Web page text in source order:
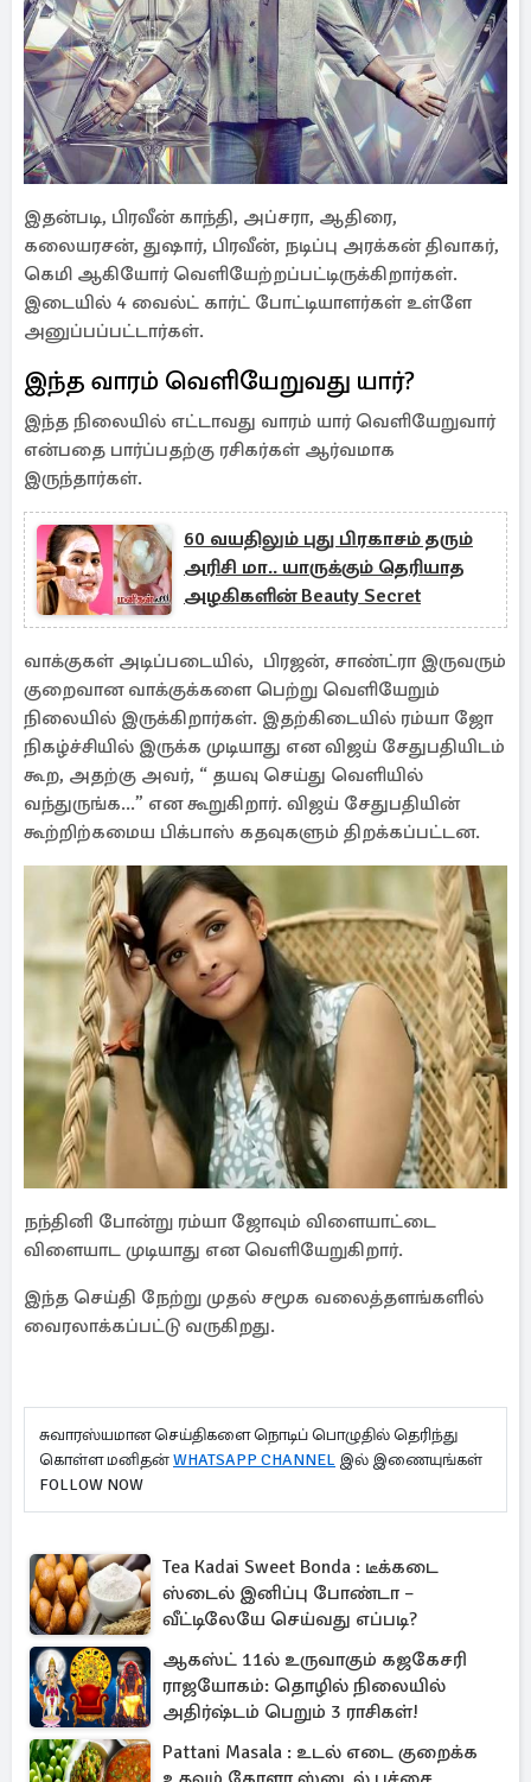
இதன்படி, பிரவீன் காந்தி, அப்சரா, ஆதிரை,
கலையரசன், துஷார், பிரவீன், நடிப்பு அரக்கன் திவாகர்,
கெமி ஆகியோர் வெளியேற்றப்பட்டிருக்கிறார்கள்.
இடையில் 4 வைல்ட் கார்ட் போட்டியாளர்கள் உள்ளே
அனுப்பப்பட்டார்கள்.
இந்த வாரம் வெளியேறுவது யார்?
இந்த நிலையில் எட்டாவது வாரம் யார் வெளியேறுவார்
என்பதை பார்ப்பதற்கு ரசிகர்கள் ஆர்வமாக
இருந்தார்கள்.
60 வயதிலும் புது பிரகாசம் தரும்
அரிசி மா.. யாருக்கும் தெரியாத
அழகிகளின் Beauty Secret
வாக்குகள் அடிப்படையில், பிரஜன், சாண்ட்ரா இருவரும்
குறைவான வாக்குக்களை பெற்று வெளியேறும்
நிலையில் இருக்கிறார்கள். இதற்கிடையில் ரம்யா ஜோ
நிகழ்ச்சியில் இருக்க முடியாது என விஜய் சேதுபதியிடம்
கூற, அதற்கு அவர், “ தயவு செய்து வெளியில்
வந்துருங்க...” என கூறுகிறார். விஜய் சேதுபதியின்
கூற்றிற்கமைய பிக்பாஸ் கதவுகளும் திறக்கப்பட்டன.
நந்தினி போன்று ரம்யா ஜோவும் விளையாட்டை
விளையாட முடியாது என வெளியேறுகிறார்.
இந்த செய்தி நேற்று முதல் சமூக வலைத்தளங்களில்
வைரலாக்கப்பட்டு வருகிறது.
சுவாரஸ்யமான செய்திகளை நொடிப் பொழுதில் தெரிந்து
கொள்ள மனிதன்WHATSAPP CHANNEL இல் இணையுங்கள்
FOLLOW NOW
Tea Kadai Sweet Bonda : டீக்கடை
ஸ்டைல் இனிப்பு போண்டா –
வீட்டிலேயே செய்வது எப்படி?
ஆகஸ்ட் 11ல் உருவாகும் கஜகேசரி
ராஜயோகம்: தொழில் நிலையில்
அதிர்ஷ்டம் பெறும் 3 ராசிகள்!
Pattani Masala : உடல் எடை குறைக்க